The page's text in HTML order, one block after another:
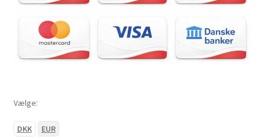
Vælge:
DKK EUR